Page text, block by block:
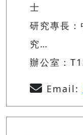
士
研究專長
究…
辦公室：
Email: